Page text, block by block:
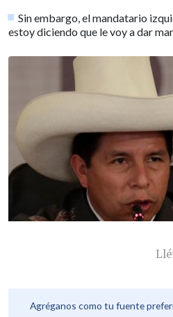
Sin embargo, el mandatario
estoy diciendo que le voy a dar
Agréganos como tu fuente